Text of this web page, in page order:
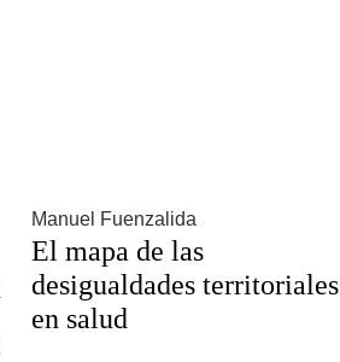
Manuel Fuenzalida
El mapa de las
desigualdades territoriales
en salud